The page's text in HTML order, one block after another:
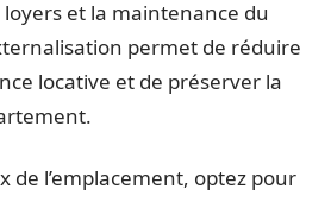
loyers et la maintenance du
permet de réduire
locative et de préserver la
de l’emplacement, optez pour